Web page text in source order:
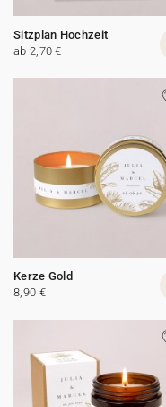
Sitzplan Hochzeit
ab 2,70 €
Kerze Gold
8,90 €